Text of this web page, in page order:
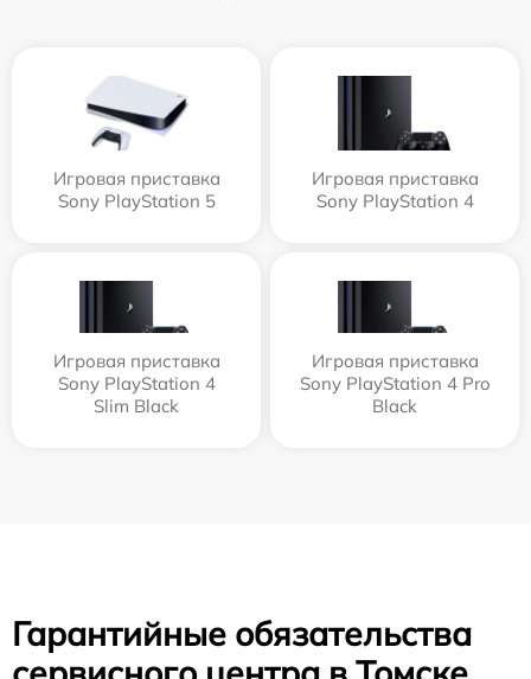
Игровая приставка
Sony PlayStation 5
Игровая приставка
Sony PlayStation 4
Игровая приставка
Sony PlayStation 4
Slim Black
Игровая приставка
Sony PlayStation 4 Pro
Black
Гарантийные обязательства